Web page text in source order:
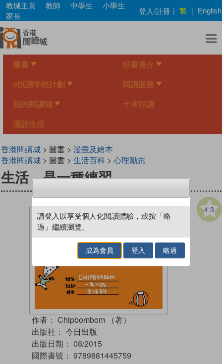
Skip
main
content
教城主頁 教師 中學生
小學生
家長
登入/註冊 | 繁 | English
圖書 好書推介
e悅讀學校計劃 閱讀服務
我的閱讀城 十本好讀
漫話生活
香港閱讀城> 圖書 > 漫畫及繪本
香港閱讀城> 圖書 > 生活百科> 心理勵志
生活，是一種練習
4.3
作者： Chipbombom （著）
出版社： 今日出版
出版日期： 08/2015
國際書號： 9789881445759
請登入以享受個人化閱讀體驗，或按「略
過」繼續瀏覽。
成為會員 登入 略過